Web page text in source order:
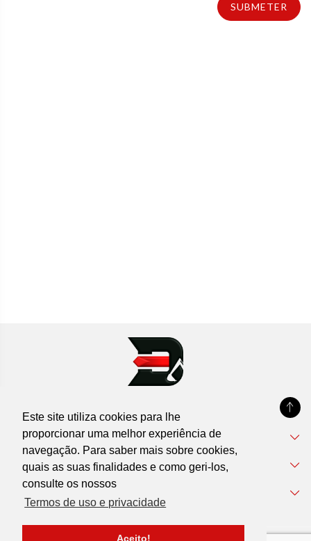
Este site utiliza cookies para lhe
proporcionar uma melhor experiência de
navegação. Para saber mais sobre cookies,
quais as suas finalidades e como geri-los,
consulte os nossos
Termos de uso e privacidade
Aceito!
SUBMETER
DEVIL'MACHINES
Informações
Apoio ao Cliente